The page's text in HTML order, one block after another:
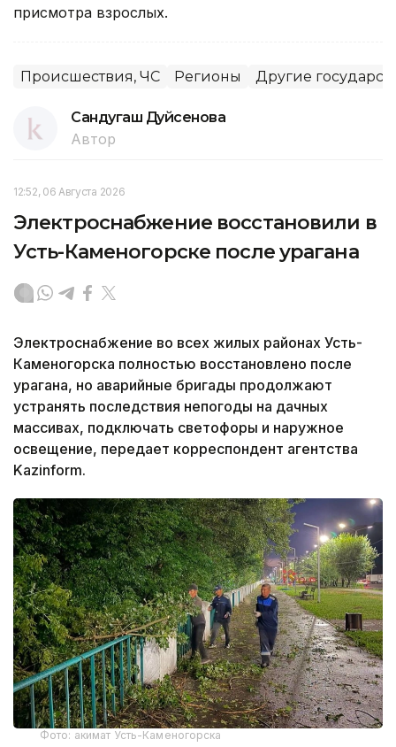
присмотра взрослых.
Происшествия, ЧС Регионы Другие
Сандугаш Дуйсенова
Автор
12:52, 06 Августа 2026
Электроснабжение восстановили в
Усть-Каменогорске после урагана
Электроснабжение во всех жилых районах Усть-
Каменогорска полностью восстановлено после
урагана, но аварийные бригады продолжают
устранять последствия непогоды на дачных
массивах, подключать светофоры и наружное
освещение, передает корреспондент агентства
Kazinform.
Фото: акимат Усть-Каменогорска